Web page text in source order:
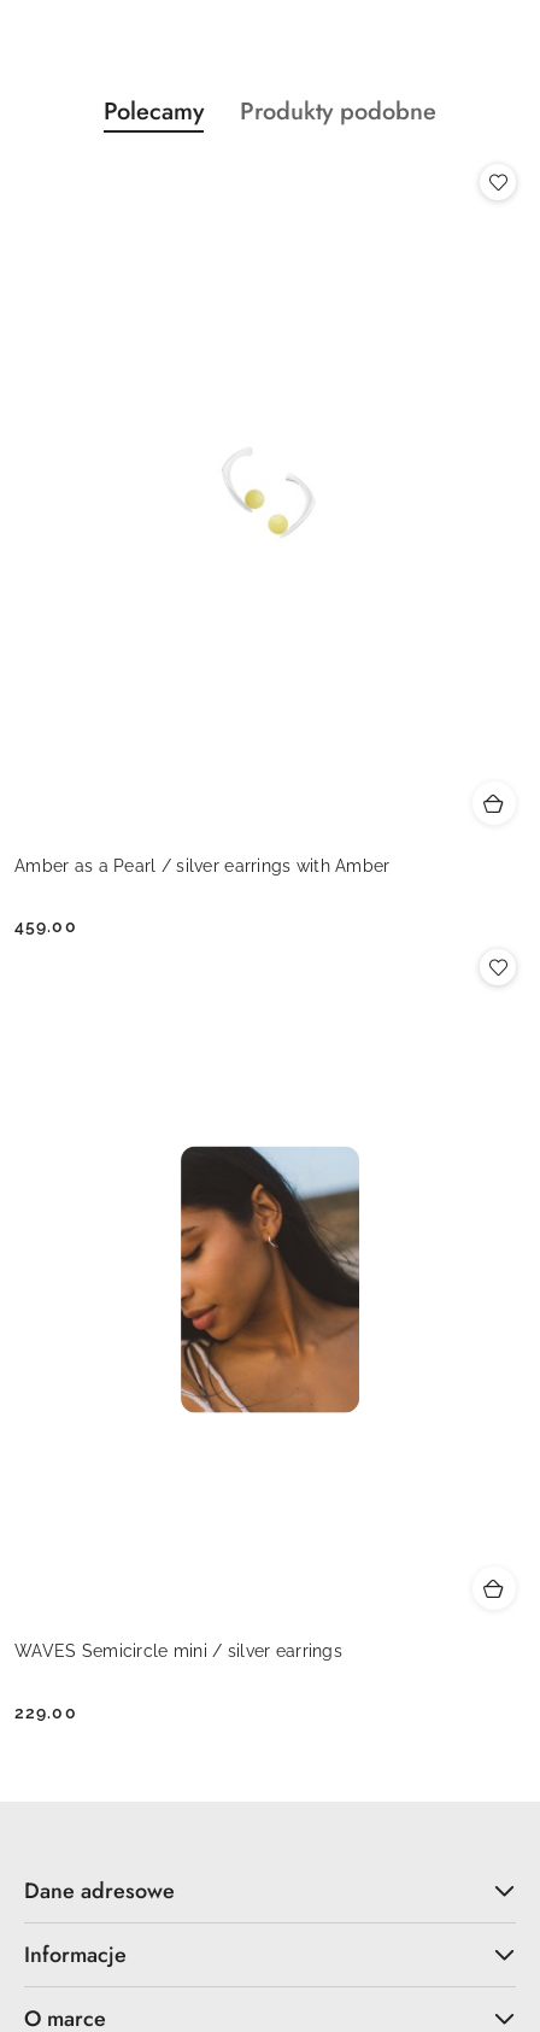
Pomiń karuzelę produktów
Produkty
o
Polecamy
Produkty
Produkty podobne
Amber as a Pearl / silver earrings with Amber
Cena:
459.00
WAVES Semicircle mini / silver earrings
Cena:
229.00
Dane adresowe
Informacje
O marce